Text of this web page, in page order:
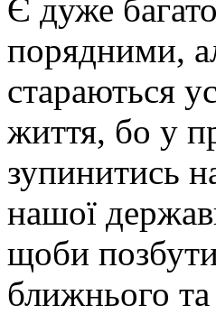
Є дуже
порядними,
стараються
життя, бо у
зупинитись
нашої
щоби
ближнього